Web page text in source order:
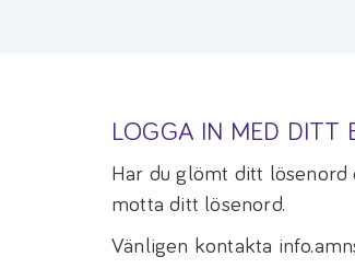
LOGGA IN MED DITT
Har du glömt ditt
motta ditt lösenord.
Vänligen kontakta